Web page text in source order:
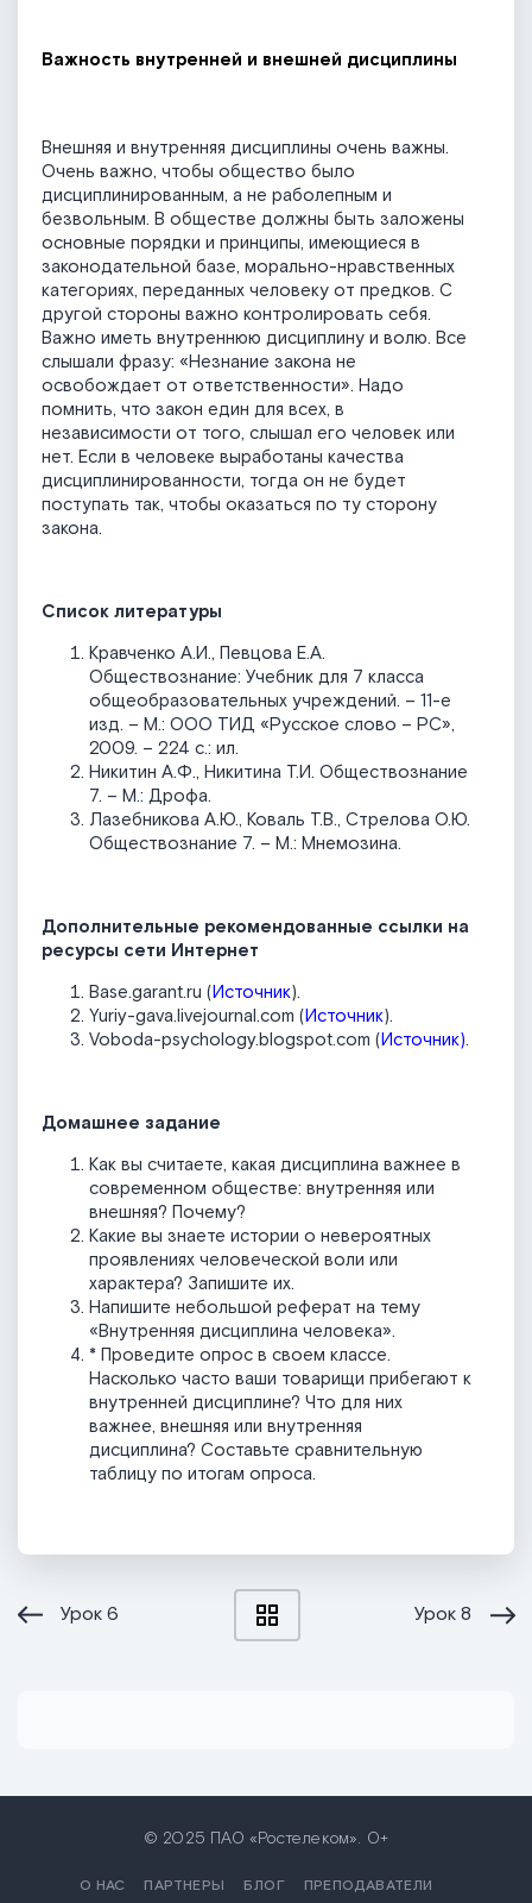
Важность внутренней и внешней дисциплины
Внешняя и внутренняя дисциплины очень важны.
Очень важно, чтобы общество было
дисциплинированным, а не раболепным и
безвольным. В обществе должны быть заложены
основные порядки и принципы, имеющиеся в
законодательной базе, морально-нравственных
категориях, переданных человеку от предков. С
другой стороны важно контролировать себя.
Важно иметь внутреннюю дисциплину и волю. Все
слышали фразу: «Незнание закона не
освобождает от ответственности». Надо
помнить, что закон един для всех, в
независимости от того, слышал его человек или
нет. Если в человеке выработаны качества
дисциплинированности, тогда он не будет
поступать так, чтобы оказаться по ту сторону
закона.
Список литературы
Кравченко А.И., Певцова Е.А.
Обществознание: Учебник для 7 класса
общеобразовательных учреждений. – 11-е
изд. – М.: ООО ТИД «Русское слово – РС»,
2009. – 224 с.: ил.
Никитин А.Ф., Никитина Т.И. Обществознание
7. – М.: Дрофа.
Лазебникова А.Ю., Коваль Т.В., Стрелова О.Ю.
Обществознание 7. – М.: Мнемозина.
Дополнительные рекомендованные ссылки на
ресурсы сети Интернет
Base.garant.ru (Источник).
Yuriy-gava.livejournal.com (Источник).
Voboda-psychology.blogspot.com (Источник).
Домашнее задание
Как вы считаете, какая дисциплина важнее в
современном обществе: внутренняя или
внешняя? Почему?
Какие вы знаете истории о невероятных
проявлениях человеческой воли или
характера? Запишите их.
Напишите небольшой реферат на тему
«Внутренняя дисциплина человека».
* Проведите опрос в своем классе.
Насколько часто ваши товарищи прибегают к
внутренней дисциплине? Что для них
важнее, внешняя или внутренняя
дисциплина? Составьте сравнительную
таблицу по итогам опроса.
Урок6 Урок8
© 2025 ПАО «Ростелеком». 0+
О НАС ПАРТНЕРЫ БЛОГ ПРЕПОДАВАТЕЛИ